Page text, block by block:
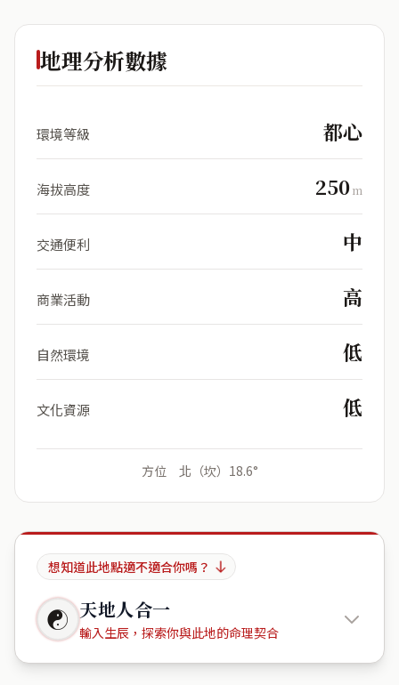
地理分析數據
環境等級 都心
海拔高度 250m
交通便利 中
商業活動 高
自然環境 低
文化資源 低
方位 北（坎）18.6°
想知道此地點適不適合你嗎？
☯ 天地人合一
輸入生辰，探索你與此地的命理契合